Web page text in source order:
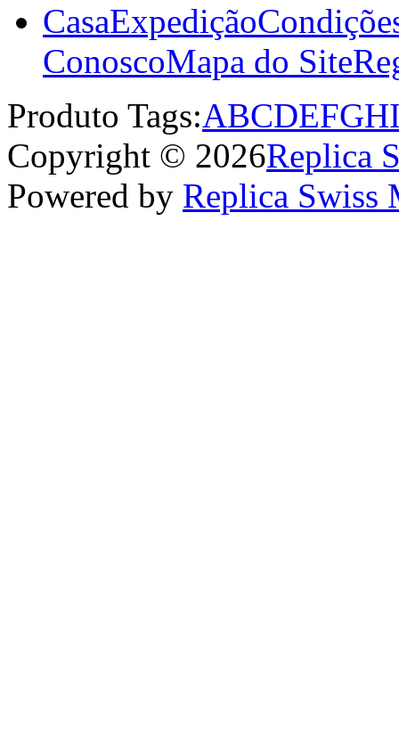
CasaExpedição
ConoscoMapa do Site
Produto Tags:ABCDEFGH
Copyright © 2026Replica
Powered by Replica Swiss